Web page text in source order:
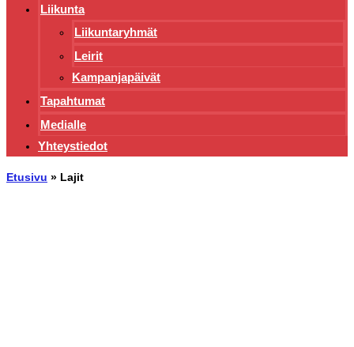
Liikunta
Liikuntaryhmät
Leirit
Kampanjapäivät
Tapahtumat
Medialle
Yhteystiedot
Etusivu » Lajit